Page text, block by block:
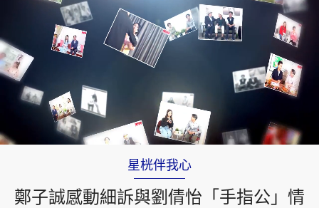
UnmuteLoaded:
1.39%
星桄伴我心
鄭子誠感動細訴與劉倩怡「手指公」情